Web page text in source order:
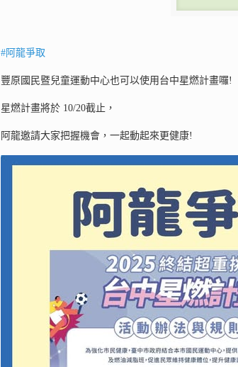
#阿龍爭取
豐原國民暨兒童運動中心也可以使用台中星燃計畫囉!
星燃計畫將於 10/20截止，
阿龍邀請大家把握機會，一起動起來更健康!